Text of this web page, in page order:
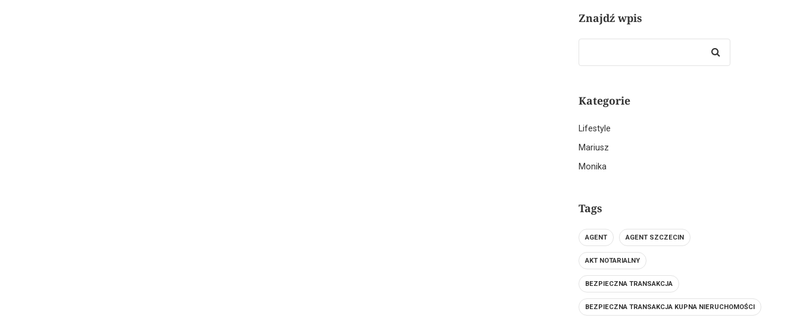
Znajdź wpis
Kategorie
Lifestyle
Mariusz
Monika
Tags
AGENT AGENT SZCZECIN
AKT NOTARIALNY
BEZPIECZNA TRANSAKCJA
BEZPIECZNA TRANSAKCJA KUPNA NIERUCHOMOŚCI